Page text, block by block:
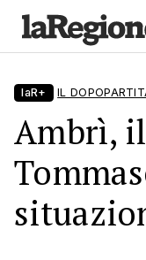
laR+ IL
Ambrì,